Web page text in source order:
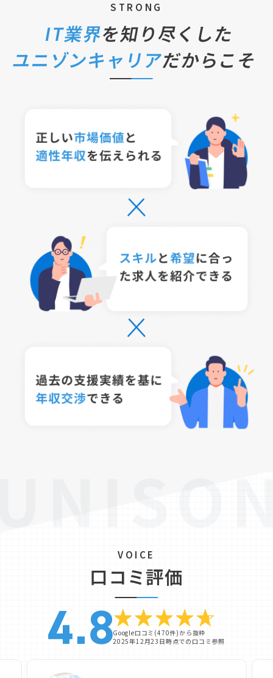
STRONG
IT業界を知り尽くした
ユニゾンキャリアだからこそ
VOICE
口コミ評価
Google口コミ(470件)から抜粋
2025年12月23日時点での口コミ参照